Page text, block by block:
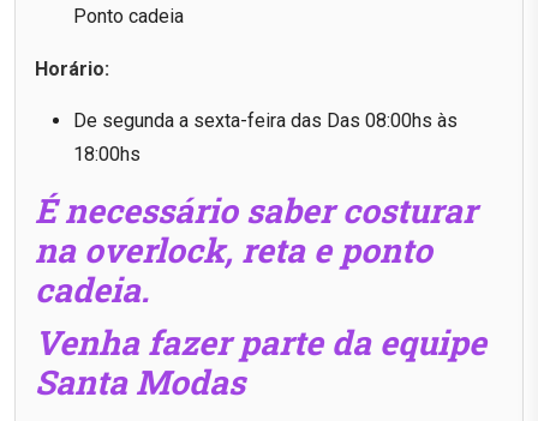
Ponto cadeia
Horário:
De segunda a sexta-feira das Das 08:00hs às
18:00hs
É necessário saber costurar
na overlock, reta e ponto
cadeia.
Venha fazer parte da equipe
Santa Modas